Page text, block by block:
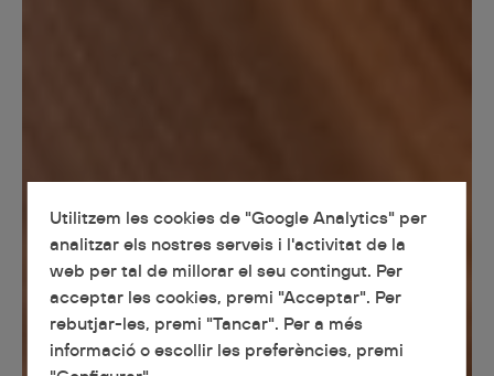
Utilitzem les cookies de "Google Analytics" per
analitzar els nostres serveis i l'activitat de la
web per tal de millorar el seu contingut. Per
acceptar les cookies, premi "Acceptar". Per
rebutjar-les, premi "Tancar". Per a més
informació o escollir les preferències, premi